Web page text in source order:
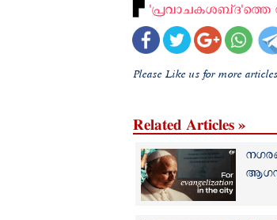
▛ 'പ്രവാചകശബ്‌ദ'ത്തെ
Please Like us for more articles
Related Articles »